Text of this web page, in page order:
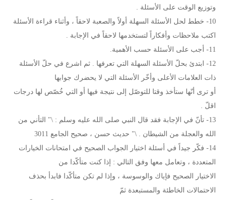
وتوزيع الوقت على الأسئلة .
10- خطط لحل الأسئلة السهلة أولاً والصعبة لاحقاً ، وأثناء قراءة الأسئلة
اكتب ملاحظات وأفكاراً لتستخدمها لاحقاً في الإجابة .
11- أجب على الأسئلة حسب الأهمية.
12- ابتدئ بحلّ الأسئلة السهلة التي تعرفها . ثم اشرع في حلّ الأسئلة
ذات العلامات الأعلى وأخّر الأسئلة التي لا يحضرك جوابها
أو ترى أنّها ستأخذ وقتا للتوصّل إلى نتيجة فيها أو التي خُصّص لها درجات
اقلّ .
13- تأنّ في الإجابة فقد قال النبي صلى الله عليه وسلم : \" التأني من
الله والعجلة من الشيطان . \" حديث حسن ، صحيح الجامع 3011
14- فكّر جيداً في أسئلة اختيار الجواب الصحيح في امتحانات الخيارات
المتعددة ، وتعامل معها وفق التالي : إذا كنت متأكّدا من
الاختيار الصحيح فإياك والوسوسة ، وإذا لم تكن متأكّدا فابدأ بحذف
الاحتمالات الخاطئة والمستبعدة ثمّ